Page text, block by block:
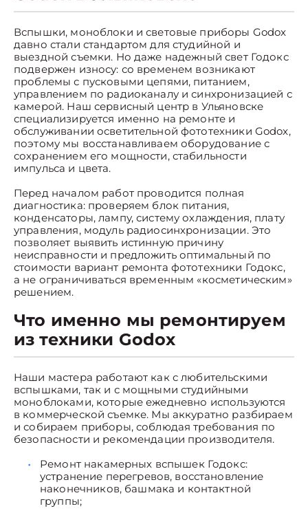
Вспышки, моноблоки и световые приборы Godox
давно стали стандартом для студийной и
выездной съемки. Но даже надежный свет Годокс
подвержен износу: со временем возникают
проблемы с пусковыми цепями, питанием,
управлением по радиоканалу и синхронизацией с
камерой. Наш сервисный центр в Ульяновске
специализируется именно на ремонте и
обслуживании осветительной фототехники Godox,
поэтому мы восстанавливаем оборудование с
сохранением его мощности, стабильности
импульса и цвета.
Перед началом работ проводится полная
диагностика: проверяем блок питания,
конденсаторы, лампу, систему охлаждения, плату
управления, модуль радиосинхронизации. Это
позволяет выявить истинную причину
неисправности и предложить оптимальный по
стоимости вариант ремонта фототехники Годокс,
а не ограничиваться временным «косметическим»
решением.
Что именно мы ремонтируем
из техники Godox
Наши мастера работают как с любительскими
вспышками, так и с мощными студийными
моноблоками, которые ежедневно используются
в коммерческой съемке. Мы аккуратно разбираем
и собираем приборы, соблюдая требования по
безопасности и рекомендации производителя.
Ремонт накамерных вспышек Годокс:
устранение перегревов, восстановление
наконечников, башмака и контактной
группы;